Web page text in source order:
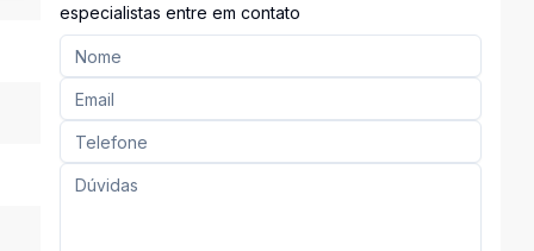
especialistas entre em contato